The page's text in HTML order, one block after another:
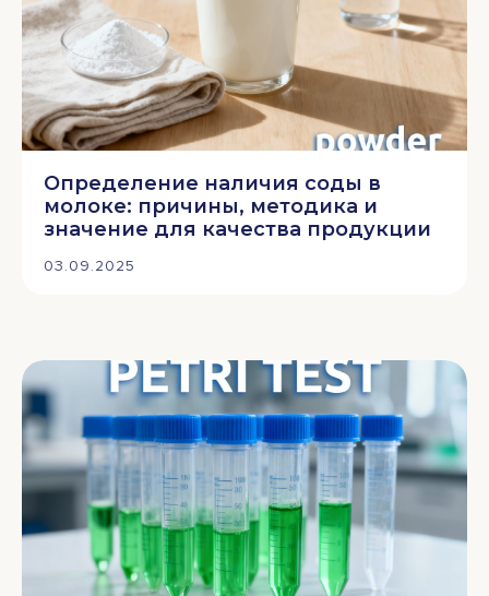
Определение наличия соды в
молоке: причины, методика и
значение для качества продукции
03.09.2025